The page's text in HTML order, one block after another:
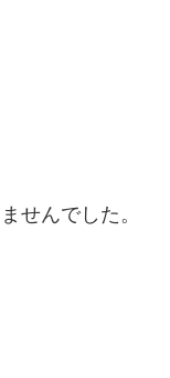
せんでした。